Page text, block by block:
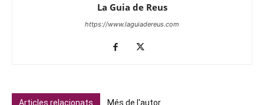
La Guia de Reus
https://www.laguiadereus.com
Articles relacionats Més de l'autor